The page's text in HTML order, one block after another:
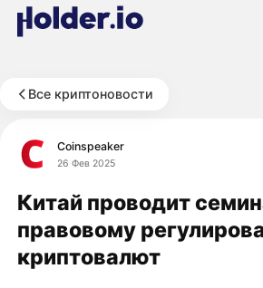
Все криптоновости
Coinspeaker
26 Фев 2025
Китай проводит
правовому
криптовалют